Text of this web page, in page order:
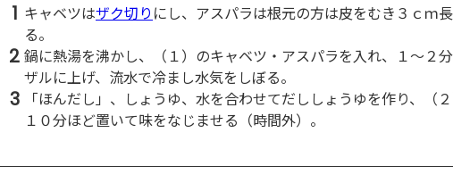
1 キャベツはザク切り にし、アスパラは根元の方は皮をむき３ｃｍ
る。
2 鍋に熱湯を沸かし、（１）のキャベツ・アスパラを入れ、１～２
ザルに上げ、流水で冷まし水気をしぼる。
3
「ほんだし」、しょうゆ、水を合わせてだししょうゆを作り、（
１０分ほど置いて味をなじませる（時間外）。